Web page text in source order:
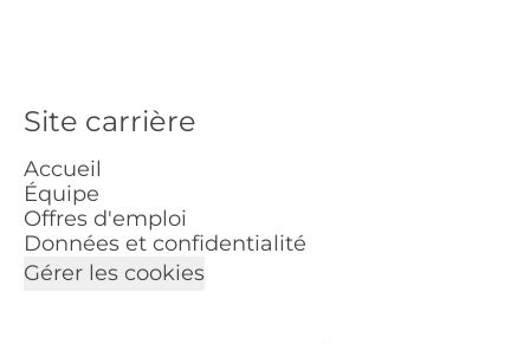
Site carrière
Accueil
Équipe
Offres d'emploi
Données et confidentialité
Gérer les cookies